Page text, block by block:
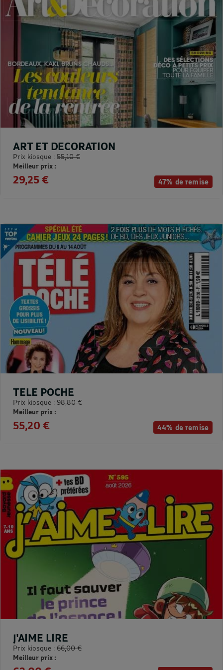
47% de remise
ART ET DECORATION
Prix kiosque : 55,10 €
Meilleur prix :
29,25 €
44% de remise
TELE POCHE
Prix kiosque : 98,80 €
Meilleur prix :
55,20 €
J'AIME LIRE
Prix kiosque : 66,00 €
Meilleur prix :